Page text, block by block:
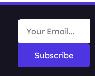
Subscribe